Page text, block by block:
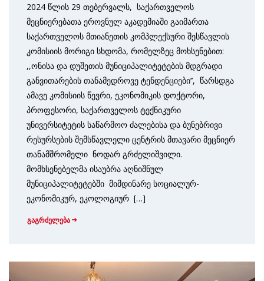
2024 წლის 29 თებერვალს, საქართველოს
მეცნიერებათა ეროვნულ აკადემიაში გაიმართა
საქართველოს მთიანეთის კომპლექსური შესწავლის
კომისიის მორიგი სხდომა, რომელზეც მოხსენებით:
,,ონისა და დუშეთის მუნიციპალიტეტების მდგრადი
განვითარების თანამედროვე ტენდენციები’’, წარსდგა
ამავე კომისიის წევრი, ეკონომიკის დოქტორი,
პროფესორი, საქართველოს ტექნიკური
უნივერსიტეტის საწარმოო ძალებისა და ბუნებრივი
რესურსების შემსწავლელი ცენტრის მთავარი მეცნიერ
თანამშრომელი ნოდარ გრძელიშვილი.
მომხსენებელმა ისაუბრა აღნიშნულ
მუნიციპალიტეტებში მიმდინარე სოციალურ-
ეკონომიკურ, ეკოლოგიურ […]
გაგრძელება